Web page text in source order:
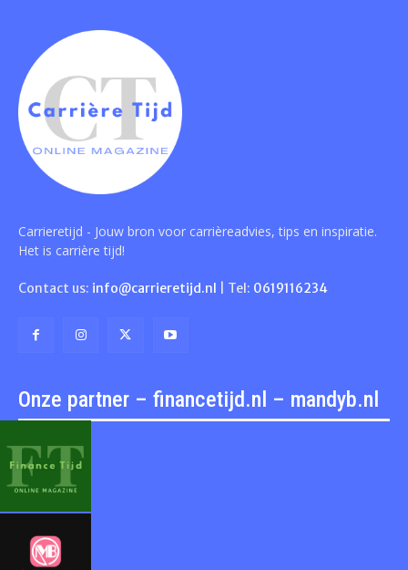
Carrieretijd - Jouw bron voor carrièreadvies, tips en inspiratie.
Het is carrière tijd!
Contact us: info@carrieretijd.nl | Tel: 0619116234
Onze partner – financetijd.nl – mandyb.nl